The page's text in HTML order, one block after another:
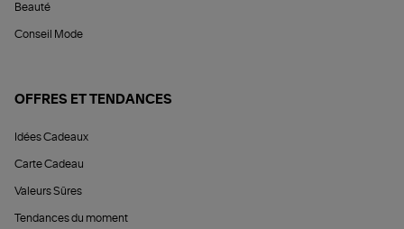
Beauté
Conseil Mode
OFFRES ET TENDANCES
Idées Cadeaux
Carte Cadeau
Valeurs Sûres
Tendances du moment